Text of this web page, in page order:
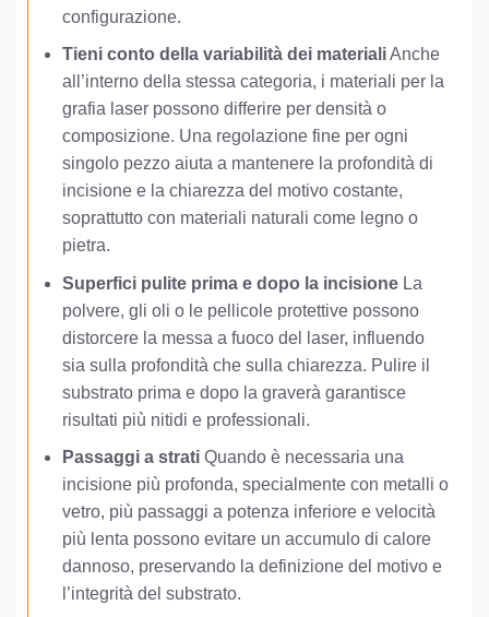
configurazione.
Tieni conto della variabilità dei materialiAnche
all’interno della stessa categoria, i materiali per la
grafia laser possono differire per densità o
composizione. Una regolazione fine per ogni
singolo pezzo aiuta a mantenere la profondità di
incisione e la chiarezza del motivo costante,
soprattutto con materiali naturali come legno o
pietra.
Superfici pulite prima e dopo la incisioneLa
polvere, gli oli o le pellicole protettive possono
distorcere la messa a fuoco del laser, influendo
sia sulla profondità che sulla chiarezza. Pulire il
substrato prima e dopo la graverà garantisce
risultati più nitidi e professionali.
Passaggi a stratiQuando è necessaria una
incisione più profonda, specialmente con metalli o
vetro, più passaggi a potenza inferiore e velocità
più lenta possono evitare un accumulo di calore
dannoso, preservando la definizione del motivo e
l’integrità del substrato.